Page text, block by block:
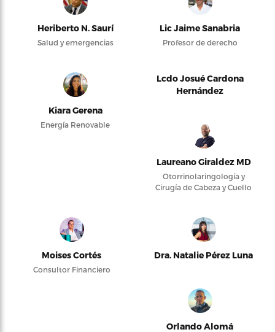
Heriberto N. Saurí
Salud y emergencias
Lic Jaime Sanabria
Profesor de derecho
Kiara Gerena
Energía Renovable
Lcdo Josué Cardona
Hernández
Laureano Giraldez MD
Otorrinolaringología y
Cirugía de Cabeza y Cuello
Moises Cortés
Consultor Financiero
Dra. Natalie Pérez Luna
Orlando Alomá